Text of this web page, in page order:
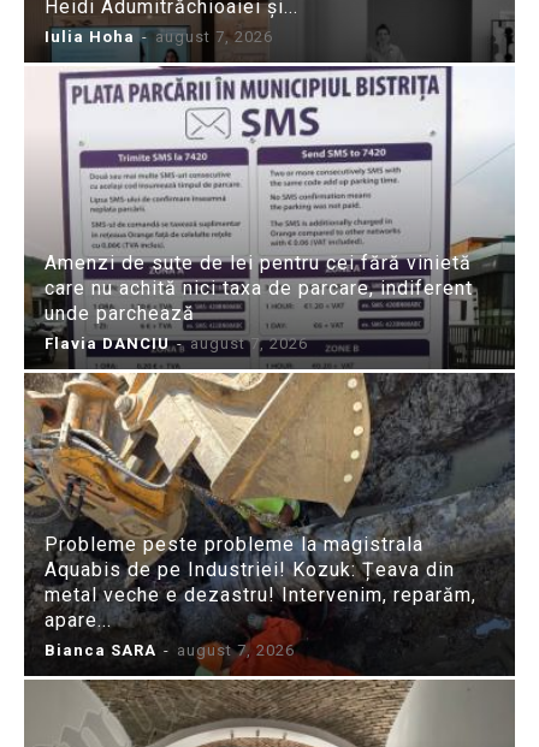
Heidi Adumitrăchioaiei și...
Iulia Hoha - august 7, 2026
Amenzi de sute de lei pentru cei fără vinietă
care nu achită nici taxa de parcare, indiferent
unde parchează
Flavia DANCIU - august 7, 2026
Probleme peste probleme la magistrala
Aquabis de pe Industriei! Kozuk: Țeava din
metal veche e dezastru! Intervenim, reparăm,
apare...
Bianca SARA - august 7, 2026